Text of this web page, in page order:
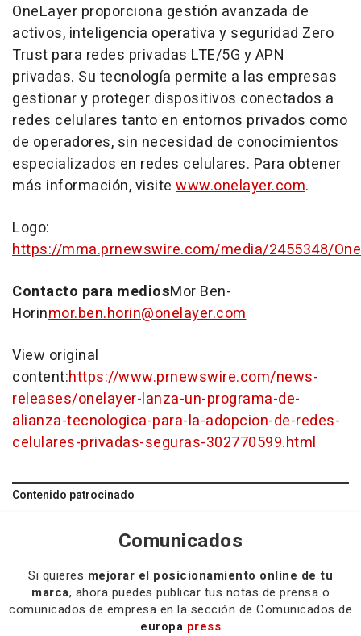
OneLayer proporciona gestión avanzada de
activos, inteligencia operativa y seguridad Zero
Trust para redes privadas LTE/5G y APN
privadas. Su tecnología permite a las empresas
gestionar y proteger dispositivos conectados a
redes celulares tanto en entornos privados como
de operadores, sin necesidad de conocimientos
especializados en redes celulares. Para obtener
más información, visite www.onelayer.com.
Logo:
https://mma.prnewswire.com/media/2455348/
Contacto para mediosMor Ben-
Horinmor.ben.horin@onelayer.com
View original
content:https://www.prnewswire.com/news-
releases/onelayer-lanza-un-programa-de-
alianza-tecnologica-para-la-adopcion-de-redes-
celulares-privadas-seguras-302770599.html
Contenido patrocinado
Comunicados
Si quieres mejorar el posicionamiento online de tu
marca, ahora puedes publicar tus notas de prensa o
comunicados de empresa en la sección de Comunicados de
europa press